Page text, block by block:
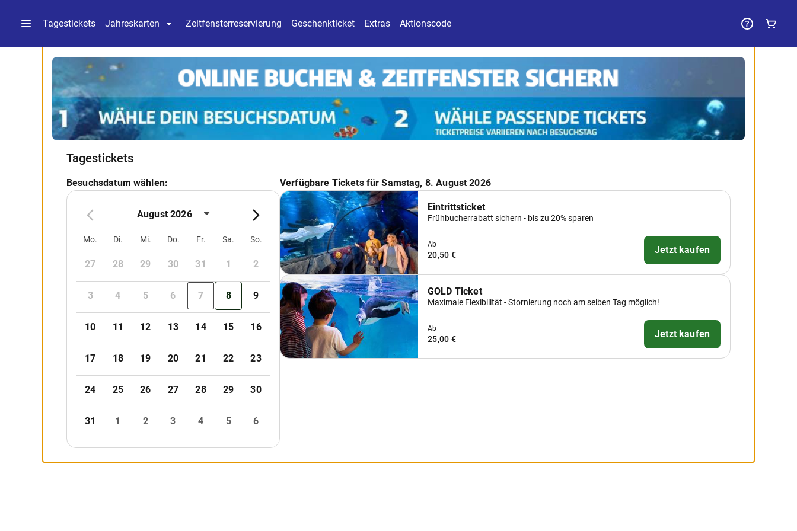
Tagestickets Jahreskarten Zeitfensterreservierung Geschenkticket Extras Aktionscode
Tagestickets
Besuchsdatum wählen:
August 2026
Mo. Di. Mi. Do. Fr. Sa. So.
27 28 29 30 31 1 2
3 4 5 6 7 8 9
10 11 12 13 14 15 16
17 18 19 20 21 22 23
24 25 26 27 28 29 30
31 1 2 3 4 5 6
Verfügbare Tickets für Samstag, 8. August 2026
Eintrittsticket
Frühbucherrabatt sichern - bis zu 20% sparen
Ab
20,50 € Jetzt kaufen
GOLD Ticket
Maximale Flexibilität - Stornierung noch am selben Tag möglich!
Ab
25,00 € Jetzt kaufen